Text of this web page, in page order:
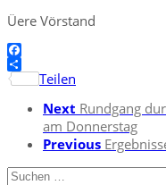
Üere Vörstand
Facebook
Teilen
Next Rundgang
am Donnerstag
Previous
Suchen